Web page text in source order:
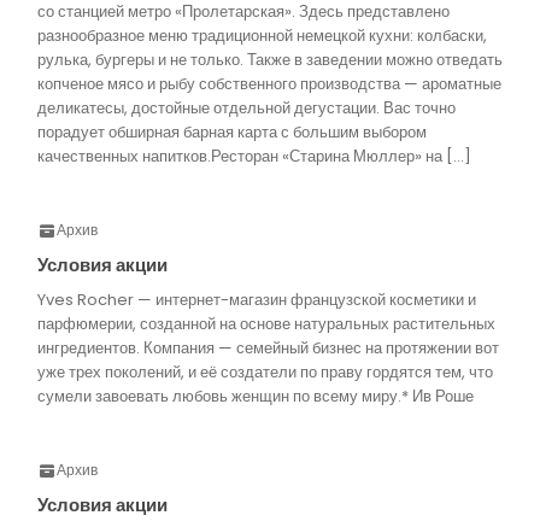
со станцией метро «Пролетарская». Здесь представлено
разнообразное меню традиционной немецкой кухни: колбаски,
рулька, бургеры и не только. Также в заведении можно отведать
копченое мясо и рыбу собственного производства — ароматные
деликатесы, достойные отдельной дегустации. Вас точно
порадует обширная барная карта с большим выбором
качественных напитков.Ресторан «Старина Мюллер» на […]
Архив
Условия акции
Yves Rocher — интернет-магазин французской косметики и
парфюмерии, созданной на основе натуральных растительных
ингредиентов. Компания — семейный бизнес на протяжении вот
уже трех поколений, и её создатели по праву гордятся тем, что
сумели завоевать любовь женщин по всему миру.* Ив Роше
Архив
Условия акции